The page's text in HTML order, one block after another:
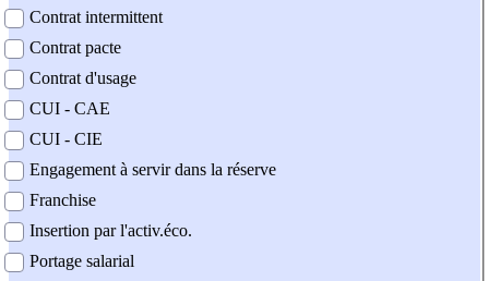
Contrat intermittent
Contrat pacte
Contrat d'usage
CUI - CAE
CUI - CIE
Engagement à servir dans la réserve
Franchise
Insertion par l'activ.éco.
Portage salarial